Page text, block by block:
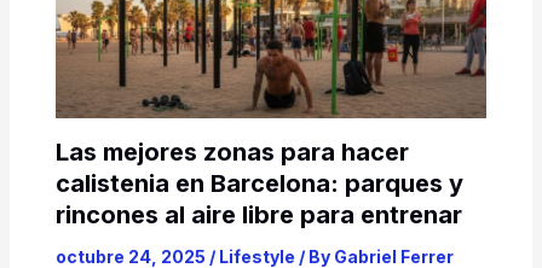
Las mejores zonas para hacer
calistenia en Barcelona: parques y
rincones al aire libre para entrenar
octubre 24, 2025 / Lifestyle / By Gabriel Ferrer